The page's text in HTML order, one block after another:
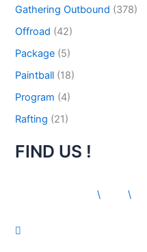
Gathering Outbound (378)
Offroad (42)
Package (5)
Paintball (18)
Program (4)
Rafting (21)
FIND US !
\ \